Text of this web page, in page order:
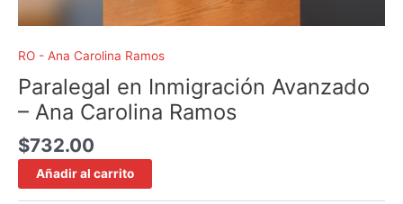
RO - Ana Carolina Ramos
Paralegal en Inmigración Avanzado
– Ana Carolina Ramos
$732.00
Añadir al carrito